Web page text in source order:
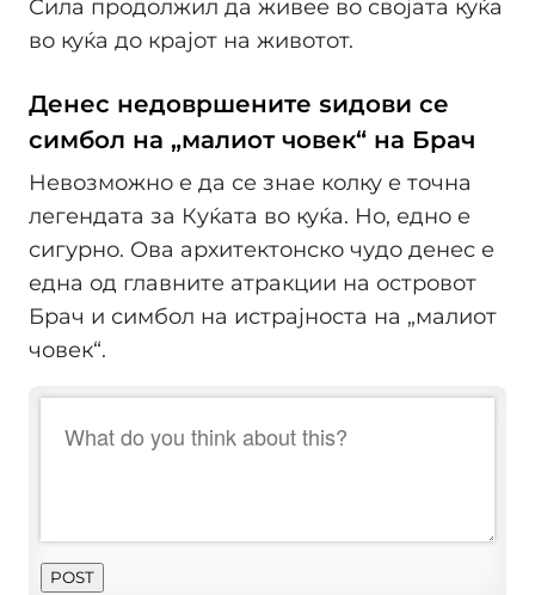
Сила продолжил да живее во својата куќа
во куќа до крајот на животот.
Денес недовршените ѕидови се
симбол на „малиот човек“ на Брач
Невозможно е да се знае колку е точна
легендата за Куќата во куќа. Но, едно е
сигурно. Ова архитектонско чудо денес е
една од главните атракции на островот
Брач и симбол на истрајноста на „малиот
човек“.
POST